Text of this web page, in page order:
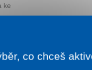
ke
co chceš